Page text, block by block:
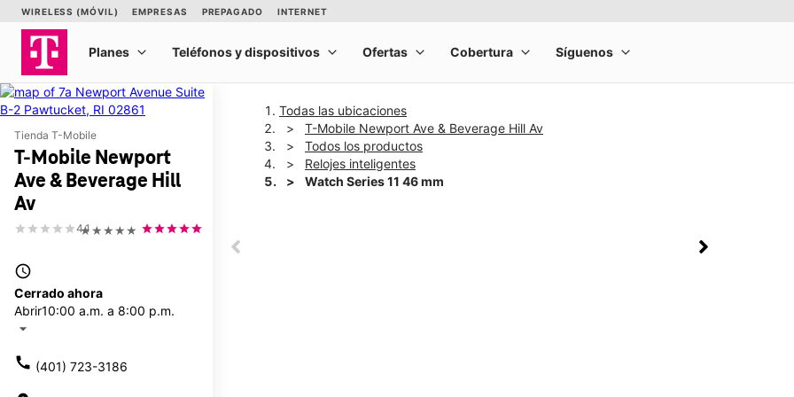
Tienda T-Mobile
T-Mobile Newport
Ave & Beverage Hill
Av
★★★★★
4.1
access_time
Cerrado ahora
Abrir10:00 a.m. a 8:00 p.m.
arrow_drop_down
call (401) 723-3186
Todas las ubicaciones
T-Mobile Newport Ave & Beverage Hill Av
Todos los productos
Relojes inteligentes
Watch Series 11 46 mm
This carousel shows one large product image at a time. Use the Previous and Next buttons